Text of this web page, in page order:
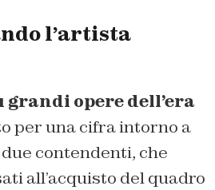
l’artista
grandi opere dell’era
per una cifra intorno a
contendenti, che
all’acquisto del quadro